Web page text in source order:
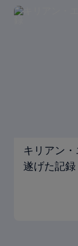
キリアン
遂げた記録